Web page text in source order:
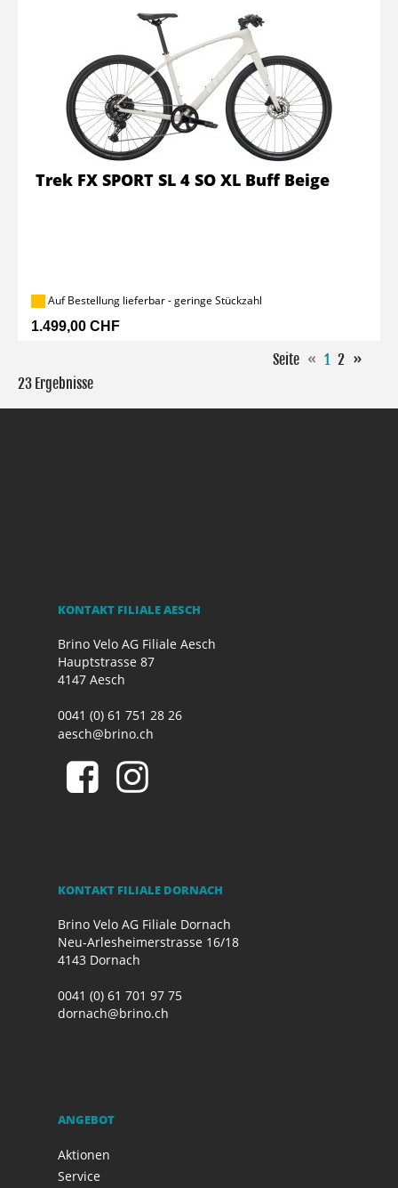
Auf Bestellung lieferbar - geringe Stückzahl
1.499,00 CHF
Trek FX SPORT SL 4 SO XL Buff Beige
Seite « 1 2 »
23 Ergebnisse
KONTAKT FILIALE AESCH
Brino Velo AG Filiale Aesch
Hauptstrasse 87
4147 Aesch
0041 (0) 61 751 28 26
aesch@brino.ch
KONTAKT FILIALE DORNACH
Brino Velo AG Filiale Dornach
Neu-Arlesheimerstrasse 16/18
4143 Dornach
0041 (0) 61 701 97 75
dornach@brino.ch
ANGEBOT
Aktionen
Service